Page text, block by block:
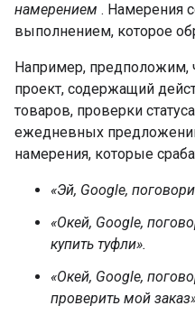
намерением . Намерения
выполнением, которое
Например, предположим,
проект, содержащий
товаров, проверки
ежедневных
намерения, которые
«Эй, Google,
«Окей, Google,
купить туфли».
«Окей, Google,
проверить мой